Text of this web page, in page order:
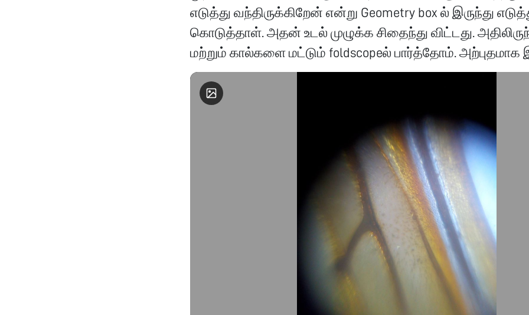
எடுத்து வந்திருக்கிறேன் என்று Geometry box ல் இருந்து
கொடுத்தாள். அதன் உடல் முழுக்க சிதைந்து விட்டது.
மற்றும் கால்களை மட்டும் foldscopeல் பார்த்தோம். அற்புதமாக